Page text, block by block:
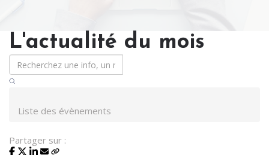
L'actualité du mois
Liste des évènements
Partager sur :